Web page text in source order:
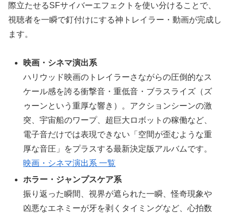
際立たせるSFサイバーエフェクトを使い分けることで、
視聴者を一瞬で釘付けにする神トレイラー・動画が完成し
ます。
映画・シネマ演出系
ハリウッド映画のトレイラーさながらの圧倒的なス
ケール感を誇る衝撃音・重低音・ブラスライズ（ズ
ゥーンという重厚な響き）。アクションシーンの激
突、宇宙船のワープ、超巨大ロボットの稼働など、
電子音だけでは表現できない「空間が歪むような重
厚な音圧」をプラスする最新決定版アルバムです。
映画・シネマ演出系 一覧
ホラー・ジャンプスケア系
振り返った瞬間、視界が遮られた一瞬、怪奇現象や
凶悪なエネミーが牙を剥くタイミングなど、心拍数